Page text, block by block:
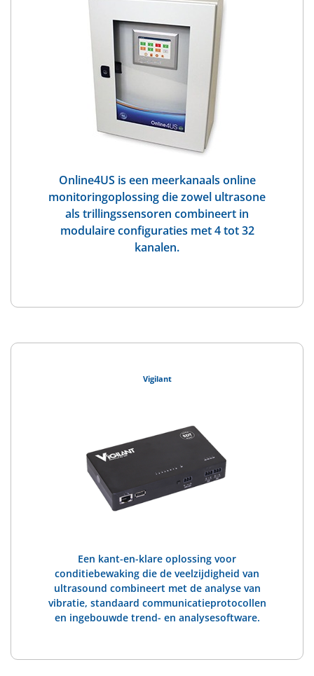
Online4US is een meerkanaals online
monitoringoplossing die zowel ultrasone
als trillingssensoren combineert in
modulaire configuraties met 4 tot 32
kanalen.
Vigilant
Een kant-en-klare oplossing voor
conditiebewaking die de veelzijdigheid van
ultrasound combineert met de analyse van
vibratie, standaard communicatieprotocollen
en ingebouwde trend- en analysesoftware.